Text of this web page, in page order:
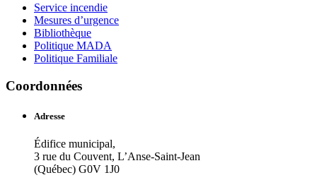
Service incendie
Mesures d’urgence
Bibliothèque
Politique MADA
Politique Familiale
Coordonnées
Adresse
Édifice municipal,
3 rue du Couvent, L’Anse-Saint-Jean
(Québec) G0V 1J0